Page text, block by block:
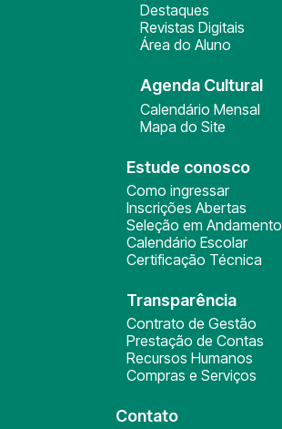
Destaques
Revistas Digitais
Área do Aluno
Agenda Cultural
Calendário Mensal
Mapa do Site
Estude conosco
Como ingressar
Inscrições Abertas
Seleção em Andamento
Calendário Escolar
Certificação Técnica
Transparência
Contrato de Gestão
Prestação de Contas
Recursos Humanos
Compras e Serviços
Contato